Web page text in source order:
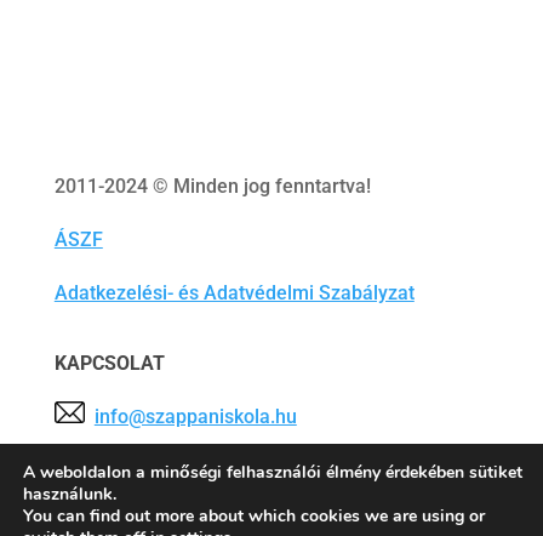
2011-2024 © Minden jog fenntartva!
ÁSZF
Adatkezelési- és Adatvédelmi Szabályzat
KAPCSOLAT
info@szappaniskola.hu
Tárhelyszolgáltató: Tárhely.Eu Szolgáltató Kft.
A weboldalon a minőségi felhasználói élmény érdekében sütiket
használunk.
You can find out more about which cookies we are using or